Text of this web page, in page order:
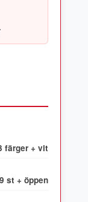
färger + vit
9 st + öppen